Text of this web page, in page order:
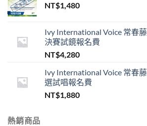
NT$1,480
Ivy International Voice 常春
決賽試鏡報名費
NT$4,280
Ivy International Voice 常春
選試唱報名費
NT$1,880
熱銷商品